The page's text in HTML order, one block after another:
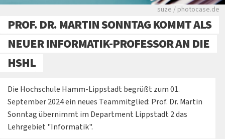
Viele Zeitungen.
suze / photocase.de
PROF. DR. MARTIN SONNTAG KOMMT ALS
NEUER INFORMATIK-PROFESSOR AN DIE
HSHL
Die Hochschule Hamm-Lippstadt begrüßt zum 01.
September 2024 ein neues Teammitglied: Prof. Dr. Martin
Sonntag übernimmt im Department Lippstadt 2 das
Lehrgebiet "Informatik".